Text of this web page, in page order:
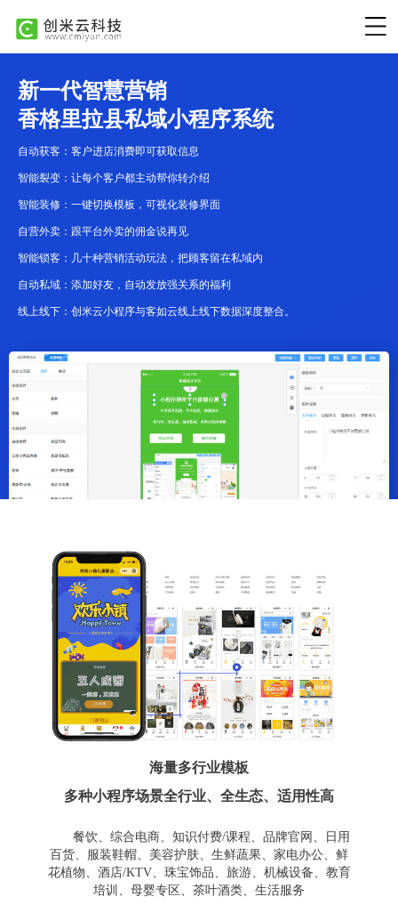
新一代智慧营销
香格里拉县私域小程序系统
自动获客：客户进店消费即可获取信息
智能裂变：让每个客户都主动帮你转介绍
智能装修：一键切换模板，可视化装修界面
自营外卖：跟平台外卖的佣金说再见
智能锁客：几十种营销活动玩法，把顾客留在私域内
自动私域：添加好友，自动发放强关系的福利
线上线下：创米云小程序与客如云线上线下数据深度整合。
海量多行业模板
多种小程序场景全行业、全生态、适用性高
餐饮、综合电商、知识付费/课程、品牌官网、日用
百货、服装鞋帽、美容护肤、生鲜蔬果、家电办公、鲜
花植物、酒店/KTV、珠宝饰品、旅游、机械设备、教育
培训、母婴专区、茶叶酒类、生活服务